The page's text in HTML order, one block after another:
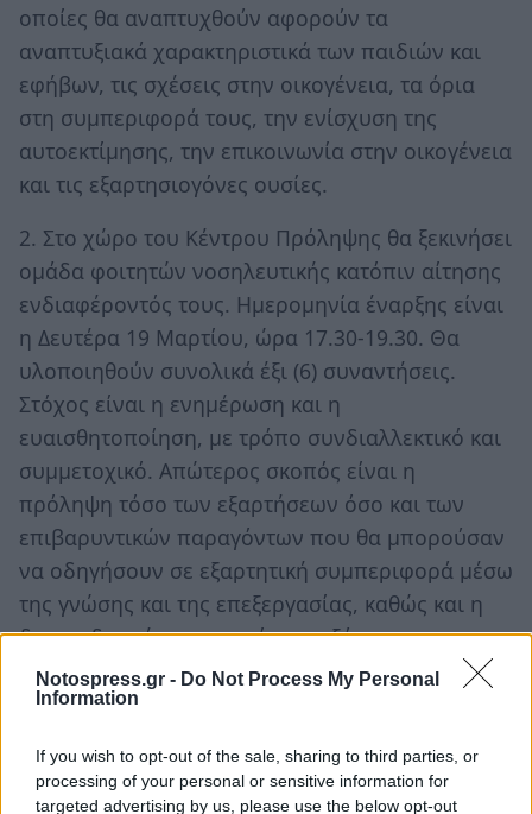
Notospress.gr - Do Not Process My Personal
Information
If you wish to opt-out of the sale, sharing to third parties, or
processing of your personal or sensitive information for
targeted advertising by us, please use the below opt-out
οποίες θα αναπτυχθούν αφορούν τα
αναπτυξιακά χαρακτηριστικά των παιδιών και
εφήβων, τις σχέσεις στην οικογένεια, τα όρια
στη συμπεριφορά τους, την ενίσχυση της
αυτοεκτίμησης, την επικοινωνία στην οικογένεια
και τις εξαρτησιογόνες ουσίες.
2. Στο χώρο του Κέντρου Πρόληψης θα ξεκινήσει
ομάδα φοιτητών νοσηλευτικής κατόπιν αίτησης
ενδιαφέροντός τους. Ημερομηνία έναρξης είναι
η Δευτέρα 19 Μαρτίου, ώρα 17.30-19.30. Θα
υλοποιηθούν συνολικά έξι (6) συναντήσεις.
Στόχος είναι η ενημέρωση και η
ευαισθητοποίηση, με τρόπο συνδιαλλεκτικό και
συμμετοχικό. Απώτερος σκοπός είναι η
πρόληψη τόσο των εξαρτήσεων όσο και των
επιβαρυντικών παραγόντων που θα μπορούσαν
να οδηγήσουν σε εξαρτητική συμπεριφορά μέσω
της γνώσης και της επεξεργασίας, καθώς και η
διασυνδετική συνεργασία μεταξύ των
επαγγελματιών ψυχικής και σωματικής υγείας.
Οι θεματικές οι οποίες θα αναπτυχθούν
εξαρτήσεων, την παρουσίαση των
εξαρτησιογόνων ουσιών με παράλληλη